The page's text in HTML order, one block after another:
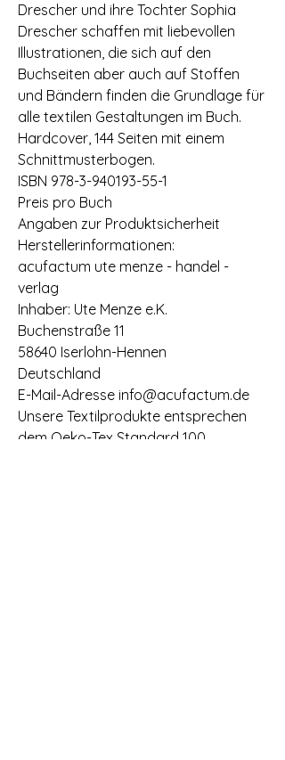
Drescher und ihre Tochter Sophia
Drescher schaffen mit liebevollen
Illustrationen, die sich auf den
Buchseiten aber auch auf Stoffen
und Bändern finden die Grundlage für
alle textilen Gestaltungen im Buch.
Hardcover, 144 Seiten mit einem
Schnittmusterbogen.
ISBN 978-3-940193-55-1
Preis pro Buch
Angaben zur Produktsicherheit
Herstellerinformationen:
acufactum ute menze - handel -
verlag
Inhaber: Ute Menze e.K.
Buchenstraße 11
58640 Iserlohn-Hennen
Deutschland
E-Mail-Adresse info@acufactum.de
Unsere Textilprodukte entsprechen
dem Oeko-Tex Standard 100